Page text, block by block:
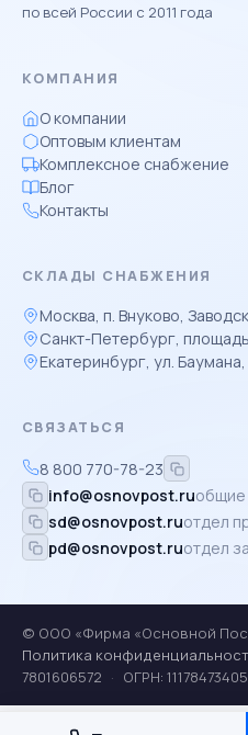
по всей России с 2011 года
КОМПАНИЯ
О компании
Оптовым клиентам
Комплексное снабжение
Блог
Контакты
СКЛАДЫ СНАБЖЕНИЯ
Москва, п. Внуково,
Санкт-Петербург,
Екатеринбург, ул.
СВЯЗАТЬСЯ
8 800 770-78-23
info@osnovpost.ruобщие
sd@osnovpost.ruотдел
pd@osnovpost.ruотдел
© ООО «Фирма «Основной
Политика
7801606572 · ОГРН: